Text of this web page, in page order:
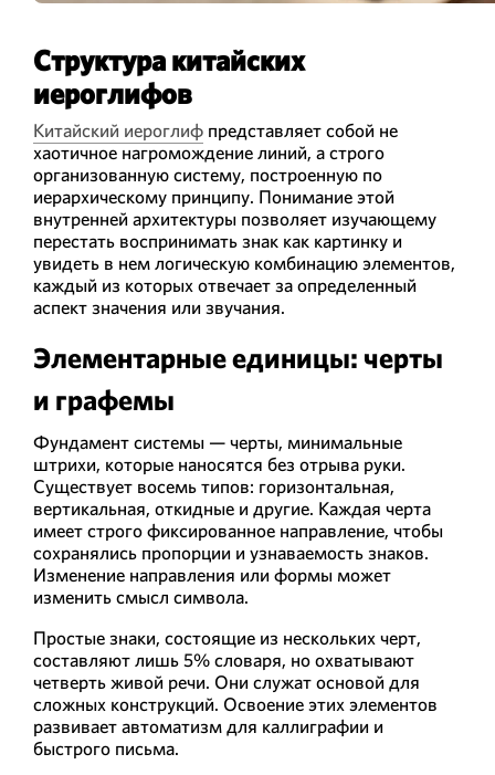
Структура китайских
иероглифов
Китайский иероглиф представляет собой не
хаотичное нагромождение линий, а строго
организованную систему, построенную по
иерархическому принципу. Понимание этой
внутренней архитектуры позволяет изучающему
перестать воспринимать знак как картинку и
увидеть в нем логическую комбинацию элементов,
каждый из которых отвечает за определенный
аспект значения или звучания.
Элементарные единицы: черты
и графемы
Фундамент системы — черты, минимальные
штрихи, которые наносятся без отрыва руки.
Существует восемь типов: горизонтальная,
вертикальная, откидные и другие. Каждая черта
имеет строго фиксированное направление, чтобы
сохранялись пропорции и узнаваемость знаков.
Изменение направления или формы может
изменить смысл символа.
Простые знаки, состоящие из нескольких черт,
составляют лишь 5% словаря, но охватывают
четверть живой речи. Они служат основой для
сложных конструкций. Освоение этих элементов
развивает автоматизм для каллиграфии и
быстрого письма.